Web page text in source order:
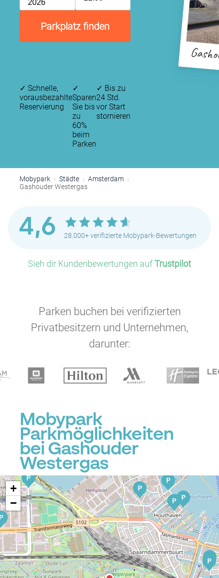
2026
Parkplatz finden
✓ Schnelle,
vorausbezahlte
Reservierung
✓
Sparen
Sie bis
zu
60%
beim
Parken
✓ Bis zu
24 Std.
vor Start
stornieren
Mobypark Städte
Amsterdam
Gashouder Westergas
4,6 28.000+ verifizierte Mobypark-Bewertungen
Sieh dir Kundenbewertungen aufTrustpilot
Parken buchen bei verifizierten
Privatbesitzern und Unternehmen,
darunter:
Mobypark
Parkmöglichkeiten
bei Gashouder
Westergas
P
P
P
P
P
P
P
+
−